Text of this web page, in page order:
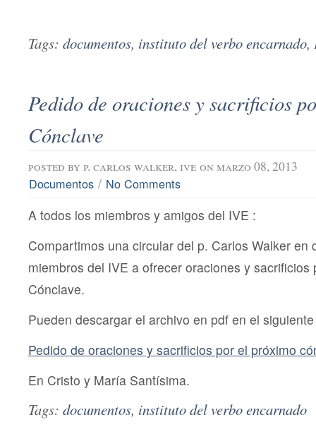
Tags: documentos, instituto del verbo encarnado,
Pedido de oraciones y sacrificios
Cónclave
posted by p. carlos walker, ive on marzo 08, 2013
Documentos / No Comments
A todos los miembros y amigos del IVE :
Compartimos una circular del p. Carlos Walker en
miembros del IVE a ofrecer oraciones y sacrificios
Cónclave.
Pueden descargar el archivo en pdf en el
Pedido de oraciones y sacrificios por el próximo
En Cristo y María Santísima.
Tags: documentos, instituto del verbo encarnado